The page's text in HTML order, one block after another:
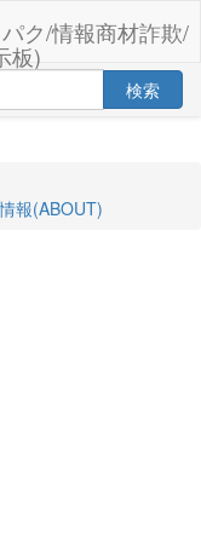
ク/情報商材詐欺/
板)
検索
報(ABOUT)